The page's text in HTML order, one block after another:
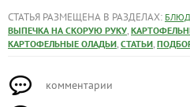
СТАТЬЯ РАЗМЕЩЕНА В РАЗДЕЛАХ:
ВЫПЕЧКА НА СКОРУЮ РУКУ,
КАРТОФЕЛЬНЫЕ ОЛАДЬИ, СТАТЬИ,
комментарии